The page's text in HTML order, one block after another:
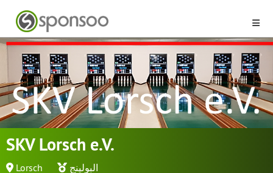
SKV Lorsch e.V.
Lorsch البولينج